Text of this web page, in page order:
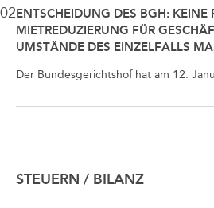
02ENTSCHEIDUNG DES BGH: KEINE
MIETREDUZIERUNG FÜR
UMSTÄNDE DES EINZELFALLS
Der Bundesgerichtshof hat am 12.
STEUERN / BILANZ